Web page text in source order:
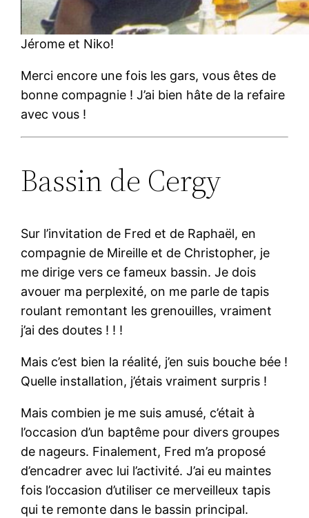
Jérome et Niko!
Merci encore une fois les gars, vous êtes de
bonne compagnie ! J’ai bien hâte de la refaire
avec vous !
Bassin de Cergy
Sur l’invitation de Fred et de Raphaël, en
compagnie de Mireille et de Christopher, je
me dirige vers ce fameux bassin. Je dois
avouer ma perplexité, on me parle de tapis
roulant remontant les grenouilles, vraiment
j’ai des doutes ! ! !
Mais c’est bien la réalité, j’en suis bouche bée !
Quelle installation, j’étais vraiment surpris !
Mais combien je me suis amusé, c’était à
l’occasion d’un baptême pour divers groupes
de nageurs. Finalement, Fred m’a proposé
d’encadrer avec lui l’activité. J’ai eu maintes
fois l’occasion d’utiliser ce merveilleux tapis
qui te remonte dans le bassin principal.